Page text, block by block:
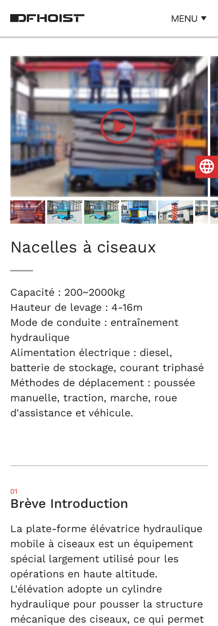
Nacelles à ciseaux
Capacité : 200~2000kg
Hauteur de levage : 4-16m
Mode de conduite : entraînement
hydraulique
Alimentation électrique : diesel,
batterie de stockage, courant triphasé
Méthodes de déplacement : poussée
manuelle, traction, marche, roue
d'assistance et véhicule.
01
Brève Introduction
La plate-forme élévatrice hydraulique
mobile à ciseaux est un équipement
spécial largement utilisé pour les
opérations en haute altitude.
L'élévation adopte un cylindre
hydraulique pour pousser la structure
mécanique des ciseaux, ce qui permet